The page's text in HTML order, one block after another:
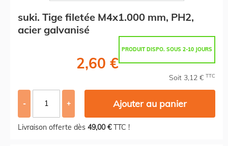
suki. Tige filetée M4x1.000 mm, PH2,
acier galvanisé
PRODUIT DISPO. SOUS 2-10 JOURS
2,60 €
Soit 3,12 € TTC
- + Ajouter au panier
Livraison offerte dès 49,00 €TTC !